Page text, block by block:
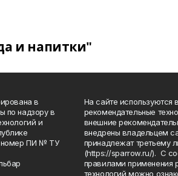
и напитки"
в
по надзору в
и
номер ПИ № ТУ
На сайте используются
рекомендательные
внешние
внедрены владельцем
принадлежат третьему
(https://sparrow.ru/). С
правилами применения
технологий можно